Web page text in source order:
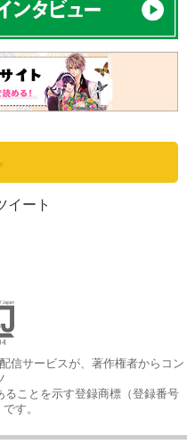
イート
信サービスが、著作権者からコン
ことを示す登録商標（登録番号
す。